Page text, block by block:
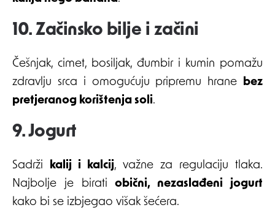
10. Začinsko bilje i začini
Češnjak, cimet, bosiljak, đumbir i kumin pomažu
zdravlju srca i omogućuju pripremu hrane
bez
pretjeranog korištenja soli.
9. Jogurt
Sadrži kalij i kalcij, važne za regulaciju tlaka.
Najbolje je biratiobični, nezaslađeni jogurt
kako bi se izbjegao višak šećera.